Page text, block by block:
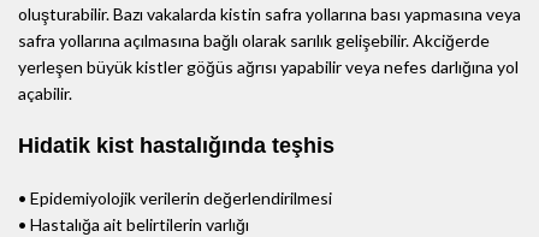
oluşturabilir. Bazı vakalarda kistin safra yollarına bası yapmasına veya
safra yollarına açılmasına bağlı olarak sarılık gelişebilir. Akciğerde
yerleşen büyük kistler göğüs ağrısı yapabilir veya nefes darlığına yol
açabilir.
Hidatik kist hastalığında teşhis
• Epidemiyolojik verilerin değerlendirilmesi
• Hastalığa ait belirtilerin varlığı